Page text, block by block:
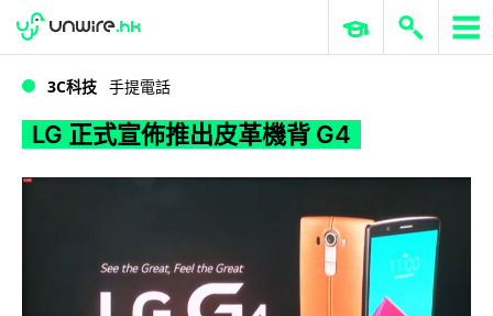
LG 正式宣佈推出皮革機背 G4
WWDC 2026 ERP 與商業 AI
3C科技 手提電話
LG 正式宣佈推出皮革機背 G4